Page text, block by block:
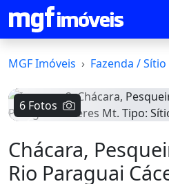
MGF Imóveis Fazenda / Sítio
6 Fotos
Chácara,
Rio Paraguai